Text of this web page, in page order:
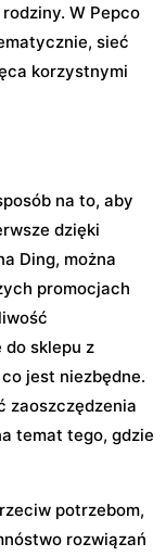
W Pepco
sieć
korzystnymi
na to, aby
dzięki
Ding, można
promocjach
do sklepu z
jest niezbędne.
zaoszczędzenia
temat tego, gdzie
potrzebom,
rozwiązań